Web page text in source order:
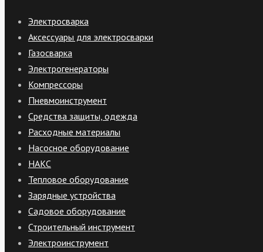
Электросварка
Аксессуары для электросварки
Газосварка
Электрогенераторы
Компрессоры
Пневмоинструмент
Средства защиты, одежда
Расходные материалы
Насосное оборудование
НАКС
Тепловое оборудование
Зарядные устройства
Садовое оборудование
Строительный инструмент
Электроинструмент